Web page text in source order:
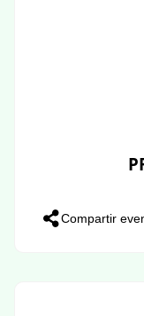
Compartir